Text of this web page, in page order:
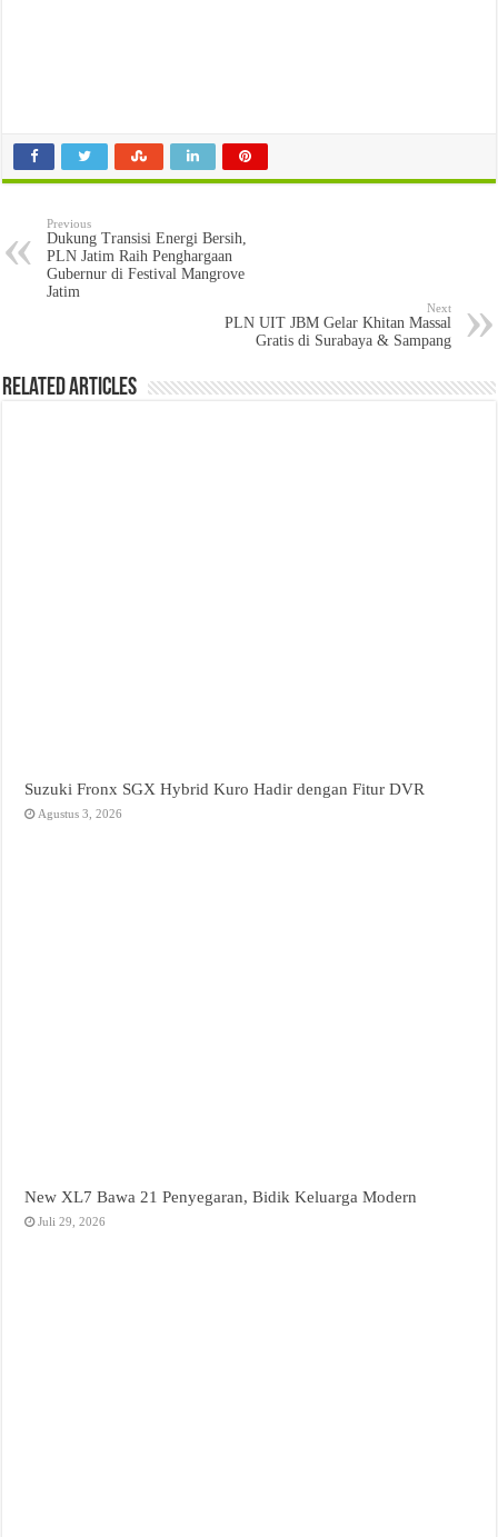
Previous
Dukung Transisi Energi Bersih,
PLN Jatim Raih Penghargaan
Gubernur di Festival Mangrove
Jatim
Next
PLN UIT JBM Gelar Khitan Massal
Gratis di Surabaya & Sampang
Related Articles
Suzuki Fronx SGX Hybrid Kuro Hadir dengan Fitur DVR
Agustus 3, 2026
New XL7 Bawa 21 Penyegaran, Bidik Keluarga Modern
Juli 29, 2026